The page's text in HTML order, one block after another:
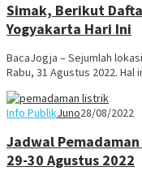
Simak, Berikut
Yogyakarta Hari Ini
BacaJogja – Sejumlah
Rabu, 31 Agustus 2022. Hal
Info PublikJuno28/08/2022
Jadwal
29-30 Agustus 2022